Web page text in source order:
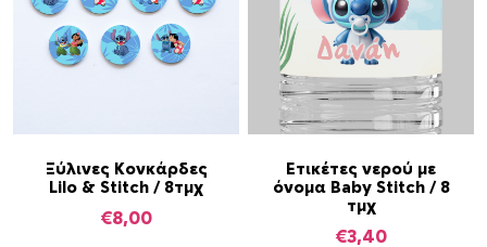
Ξύλινες Κονκάρδες
Lilo & Stitch / 8τμχ
€8,00
Ετικέτες νερού με
όνομα Baby Stitch / 8
τμχ
€3,40